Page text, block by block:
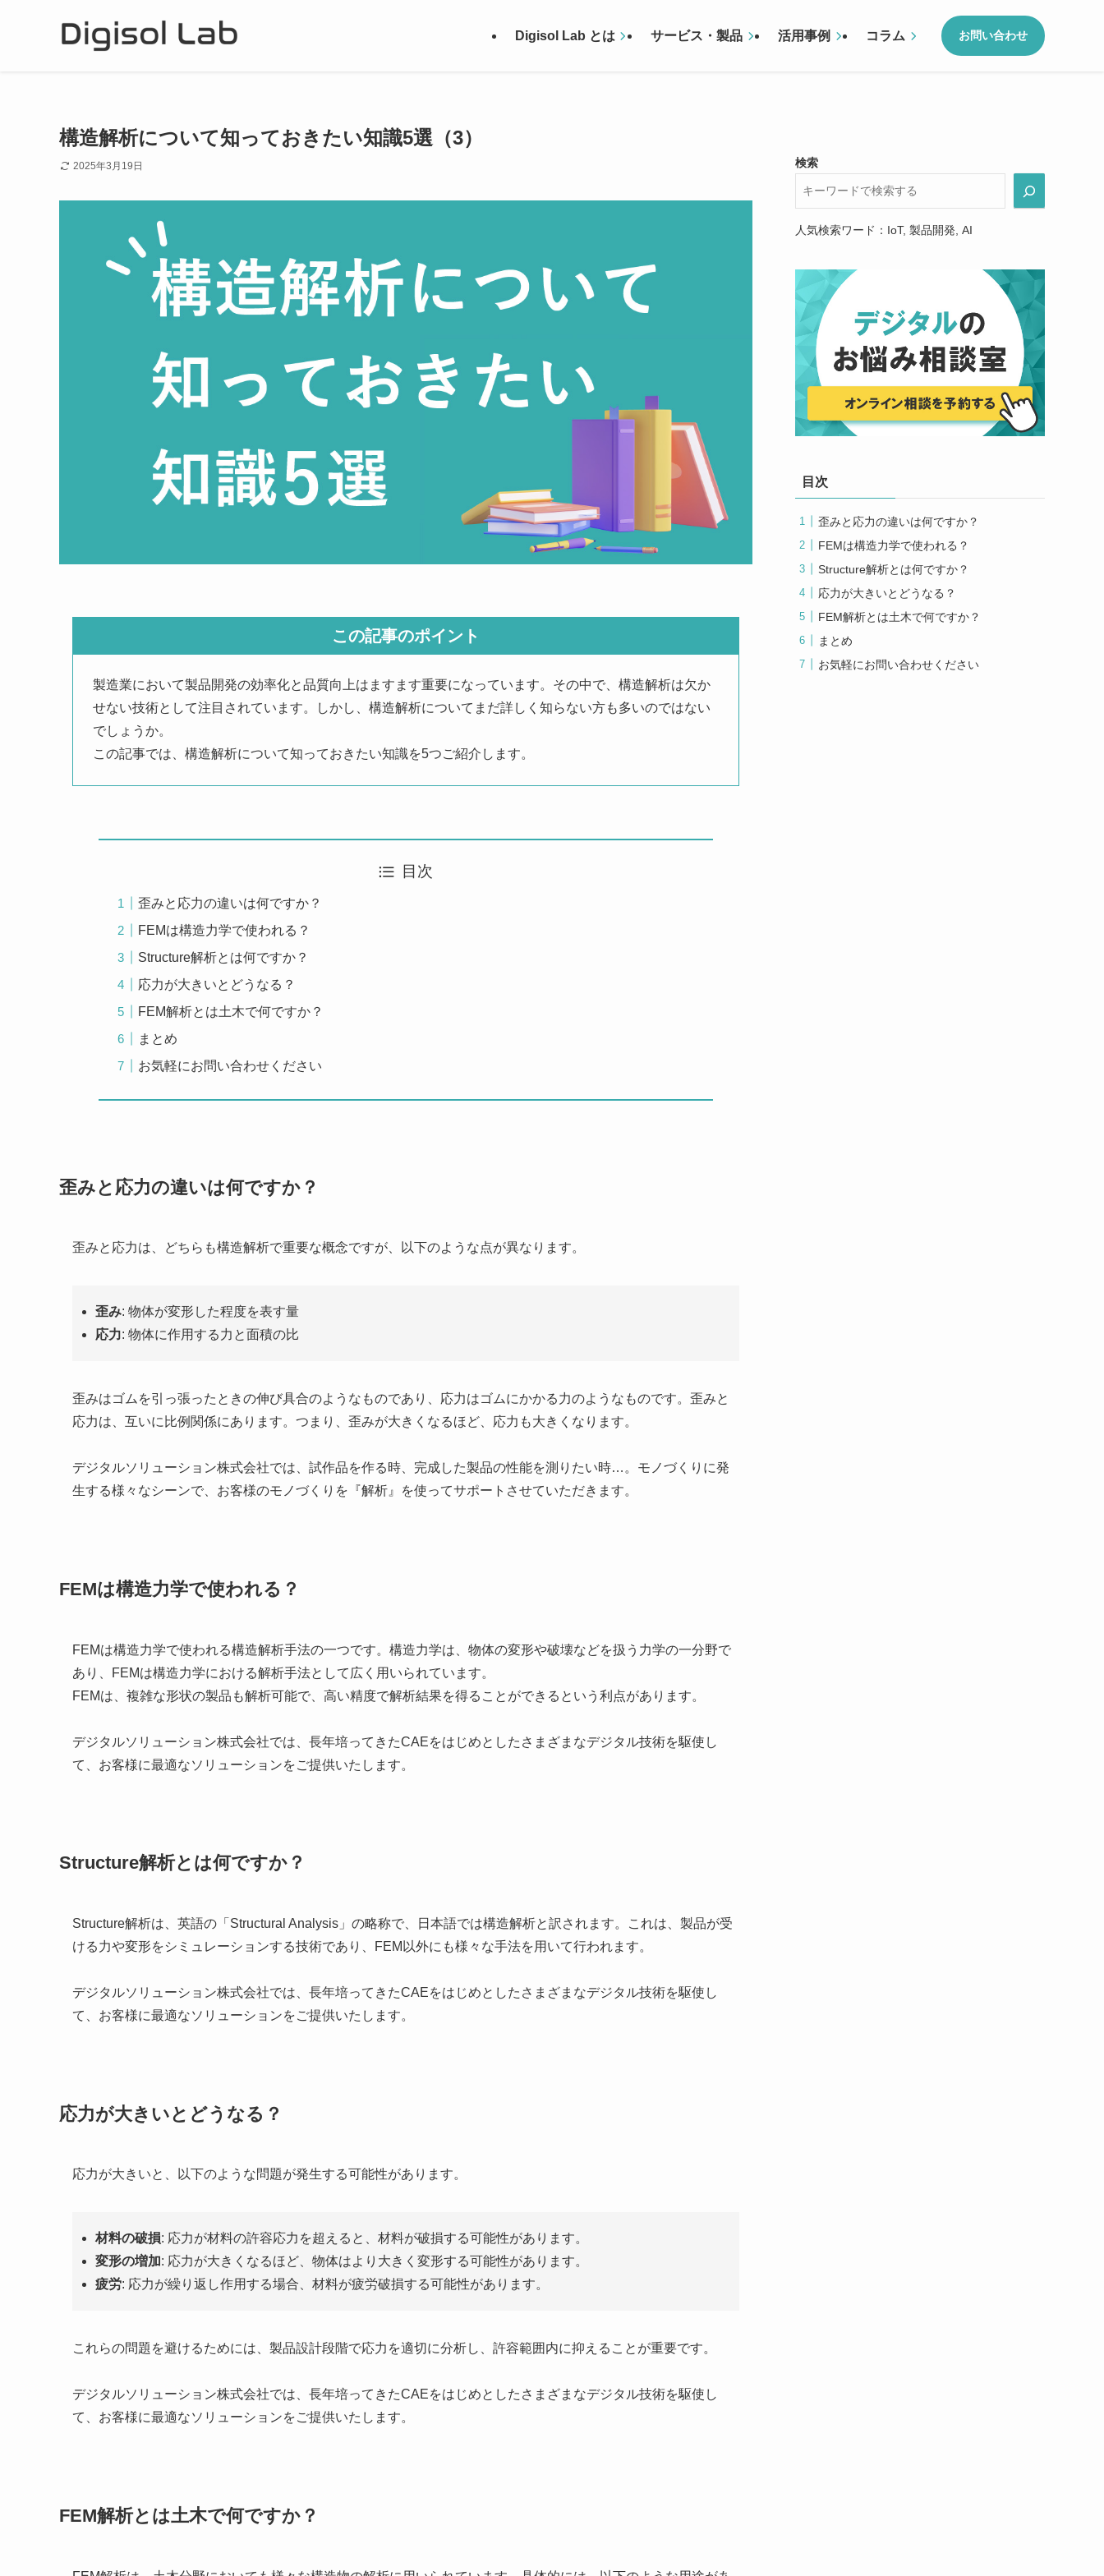
Digisol Lab とは サービス・製品 活用事例 コラム お問い合わせ
構造解析について知っておきたい知識5選（3）
2025年3月19日
この記事のポイント
製造業において製品開発の効率化と品質向上はますます重要になっています。その中で、構造解析は欠か
せない技術として注目されています。しかし、構造解析についてまだ詳しく知らない方も多いのではない
でしょうか。
この記事では、構造解析について知っておきたい知識を5つご紹介します。
目次
歪みと応力の違いは何ですか？
FEMは構造力学で使われる？
Structure解析とは何ですか？
応力が大きいとどうなる？
FEM解析とは土木で何ですか？
まとめ
お気軽にお問い合わせください
歪みと応力の違いは何ですか？
歪みと応力は、どちらも構造解析で重要な概念ですが、以下のような点が異なります。
歪み: 物体が変形した程度を表す量
応力: 物体に作用する力と面積の比
歪みはゴムを引っ張ったときの伸び具合のようなものであり、応力はゴムにかかる力のようなものです。歪みと
応力は、互いに比例関係にあります。つまり、歪みが大きくなるほど、応力も大きくなります。
デジタルソリューション株式会社では、試作品を作る時、完成した製品の性能を測りたい時…。モノづくりに発
生する様々なシーンで、お客様のモノづくりを『解析』を使ってサポートさせていただきます。
FEMは構造力学で使われる？
FEMは構造力学で使われる構造解析手法の一つです。構造力学は、物体の変形や破壊などを扱う力学の一分野で
あり、FEMは構造力学における解析手法として広く用いられています。
FEMは、複雑な形状の製品も解析可能で、高い精度で解析結果を得ることができるという利点があります。
デジタルソリューション株式会社では、長年培ってきたCAEをはじめとしたさまざまなデジタル技術を駆使し
て、お客様に最適なソリューションをご提供いたします。
Structure解析とは何ですか？
Structure解析は、英語の「Structural Analysis」の略称で、日本語では構造解析と訳されます。これは、製品が受
ける力や変形をシミュレーションする技術であり、FEM以外にも様々な手法を用いて行われます。
デジタルソリューション株式会社では、長年培ってきたCAEをはじめとしたさまざまなデジタル技術を駆使し
て、お客様に最適なソリューションをご提供いたします。
応力が大きいとどうなる？
応力が大きいと、以下のような問題が発生する可能性があります。
材料の破損: 応力が材料の許容応力を超えると、材料が破損する可能性があります。
変形の増加: 応力が大きくなるほど、物体はより大きく変形する可能性があります。
疲労: 応力が繰り返し作用する場合、材料が疲労破損する可能性があります。
これらの問題を避けるためには、製品設計段階で応力を適切に分析し、許容範囲内に抑えることが重要です。
デジタルソリューション株式会社では、長年培ってきたCAEをはじめとしたさまざまなデジタル技術を駆使し
て、お客様に最適なソリューションをご提供いたします。
FEM解析とは土木で何ですか？
検索
人気検索ワード：IoT, 製品開発, AI
目次
歪みと応力の違いは何ですか？
FEMは構造力学で使われる？
Structure解析とは何ですか？
応力が大きいとどうなる？
FEM解析とは土木で何ですか？
まとめ
お気軽にお問い合わせください